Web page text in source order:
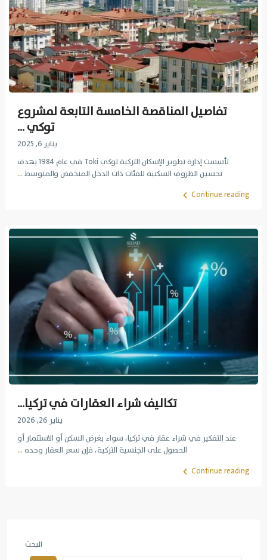
تفاصيل المناقصة الخامسة التابعة لمشروع
توكي ...
يناير 6, 2025
تأسست إدارة تطوير الإسكان التركية توكي Toki في عام 1984 بهدف
تحسين الظروف السكنية للفئات ذات الدخل المنخفض والمتوسط...
Continue reading
تكاليف شراء العقارات في تركيا...
يناير 26, 2026
عند التفكير في شراء عقار في تركيا، سواء بغرض السكن أو الاستثمار أو
الحصول على الجنسية التركية، فإن سعر العقار وحده...
Continue reading
البحث